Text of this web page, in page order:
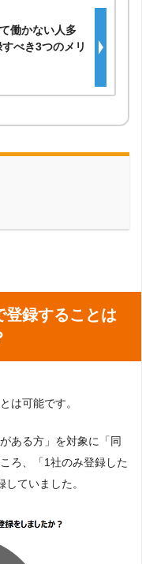
働かない人多
べき3つのメリ
登録することは
は可能です。
ある方」を対象に「同
ろ、「1社のみ登録した
ていました。